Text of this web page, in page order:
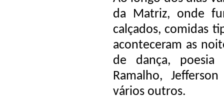
da Matriz, onde
calçados, comidas
aconteceram as
de dança,
Ramalho,
vários outros.